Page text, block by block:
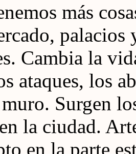
más
palacios
Cambia la
ataques, los
Surgen
la ciudad.
en la parte